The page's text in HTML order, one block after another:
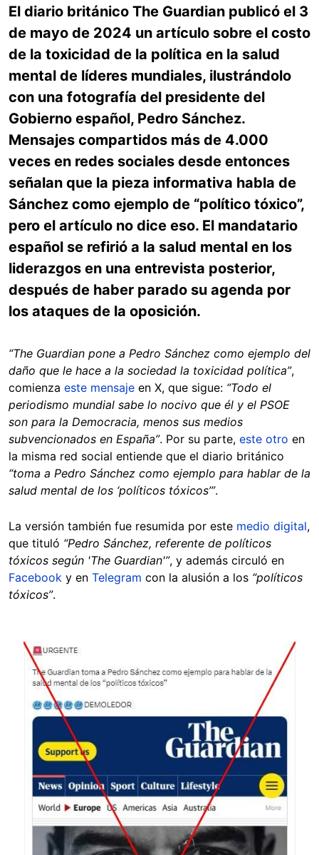
El diario británico The Guardian publicó el 3
de mayo de 2024 un artículo sobre el costo
de la toxicidad de la política en la salud
mental de líderes mundiales, ilustrándolo
con una fotografía del presidente del
Gobierno español, Pedro Sánchez.
Mensajes compartidos más de 4.000
veces en redes sociales desde entonces
señalan que la pieza informativa habla de
Sánchez como ejemplo de “político tóxico”,
pero el artículo no dice eso. El mandatario
español se refirió a la salud mental en los
liderazgos en una entrevista posterior,
después de haber parado su agenda por
los ataques de la oposición.
“The Guardian pone a Pedro Sánchez como ejemplo del
daño que le hace a la sociedad la toxicidad política”,
comienza este mensaje en X, que sigue: “Todo el
periodismo mundial sabe lo nocivo que él y el PSOE
son para la Democracia, menos sus medios
subvencionados en España”. Por su parte, este otro en
la misma red social entiende que el diario británico
“toma a Pedro Sánchez como ejemplo para hablar de la
salud mental de los ‘políticos tóxicos’”.
La versión también fue resumida por este medio digital,
que tituló “Pedro Sánchez, referente de políticos
tóxicos según 'The Guardian'”, y además circuló en
Facebook y en Telegram con la alusión a los “políticos
tóxicos”.
Image